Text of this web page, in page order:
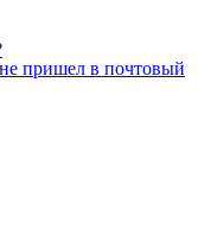
пришел в почтовый